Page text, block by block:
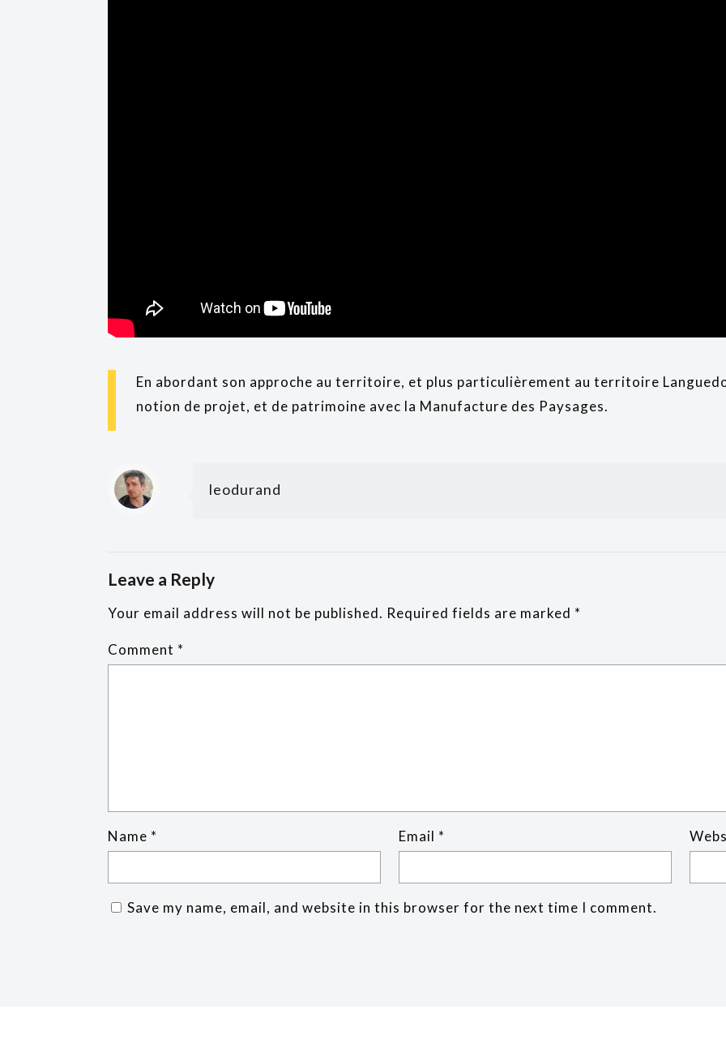
En abordant son approche au territoire, et plus particulièrement au territoire
notion de projet, et de patrimoine avec la Manufacture des Paysages.
leodurand
Leave a Reply
Your email address will not be published. Required fields are marked *
Comment *
Name * Email *
Save my name, email, and website in this browser for the next time I comment.